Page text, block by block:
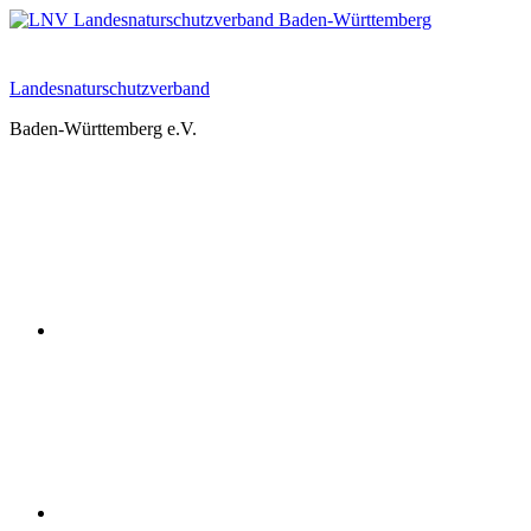
Zum
Landesnaturschutzverband
Baden-Württemberg e.V.